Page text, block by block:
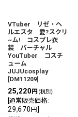
VTuber リゼ・ヘ
ルエスタ 愛?スクリ
~ム! コスプレ衣
装 バーチャル
YouTuber コスチ
ューム
JUJUcosplay
[DM11209]
25,220円 (税別)
通常販売価格:
29,670 円]